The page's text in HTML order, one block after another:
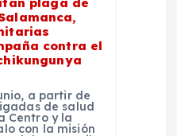
contra el
a partir de
de salud
Centro y la
con la misión